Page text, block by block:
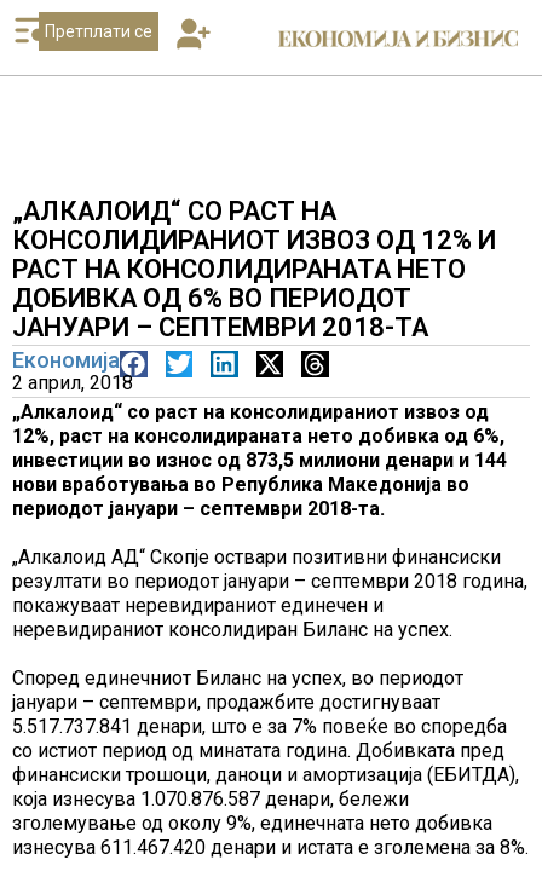
Претплати се
„АЛКАЛОИД“ СО РАСТ НА
КОНСОЛИДИРАНИОТ ИЗВОЗ ОД 12% И
РАСТ НА КОНСОЛИДИРАНАТА НЕТО
ДОБИВКА ОД 6% ВО ПЕРИОДОТ
ЈАНУАРИ – СЕПТЕМВРИ 2018-ТА
Економија
2 април, 2018
„Алкалоид“ со раст на консолидираниот извоз од
12%, раст на консолидираната нето добивка од 6%,
инвестиции во износ од 873,5 милиони денари и 144
нови вработувања во Република Македонија во
периодот јануари – септември 2018-та.
„Алкалоид АД“ Скопје оствари позитивни финансиски
резултати во периодот јануари – септември 2018 година,
покажуваат неревидираниот единечен и
неревидираниот консолидиран Биланс на успех.
Според единечниот Биланс на успех, во периодот
јануари – септември, продажбите достигнуваат
5.517.737.841 денари, што е за 7% повеќе во споредба
со истиот период од минатата година. Добивката пред
финансиски трошоци, даноци и амортизација (ЕБИТДА),
која изнесува 1.070.876.587 денари, бележи
зголемување од околу 9%, единечната нето добивка
изнесува 611.467.420 денари и истата е зголемена за 8%.